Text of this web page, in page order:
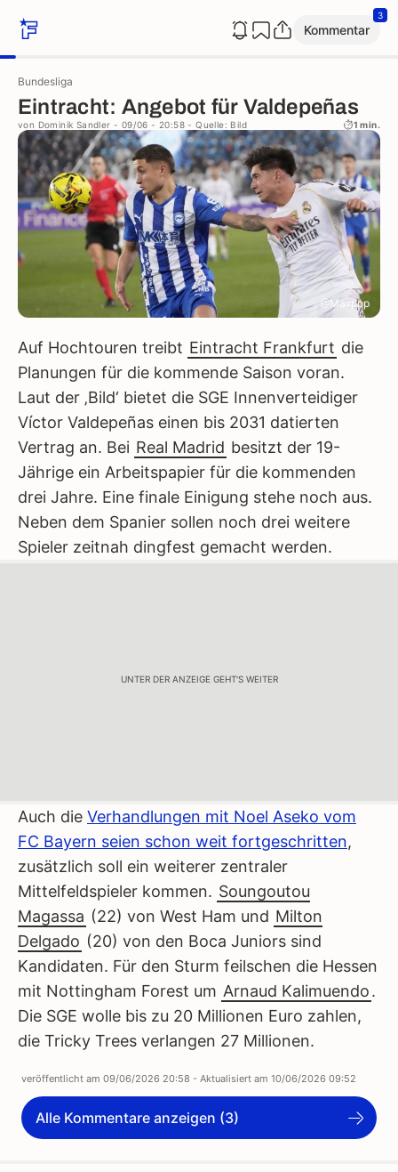
Kommentar
3
Bundesliga
Eintracht: Angebot für Valdepeñas
von Dominik Sandler - 09/06 - 20:58 - Quelle: Bild 1 min.
@Maxppp
Auf Hochtouren treibt Eintracht Frankfurt die
Planungen für die kommende Saison voran.
Laut der ‚Bild‘ bietet die SGE Innenverteidiger
Víctor Valdepeñas einen bis 2031 datierten
Vertrag an. Bei Real Madrid besitzt der 19-
Jährige ein Arbeitspapier für die kommenden
drei Jahre. Eine finale Einigung stehe noch aus.
Neben dem Spanier sollen noch drei weitere
Spieler zeitnah dingfest gemacht werden.
UNTER DER ANZEIGE GEHT'S WEITER
Auch die Verhandlungen mit Noel Aseko vom
FC Bayern seien schon weit fortgeschritten,
zusätzlich soll ein weiterer zentraler
Mittelfeldspieler kommen. Soungoutou
Magassa (22) von West Ham und Milton
Delgado (20) von den Boca Juniors sind
Kandidaten. Für den Sturm feilschen die Hessen
mit Nottingham Forest um Arnaud Kalimuendo.
Die SGE wolle bis zu 20 Millionen Euro zahlen,
die Tricky Trees verlangen 27 Millionen.
veröffentlicht am 09/06/2026 20:58 - Aktualisiert am 10/06/2026 09:52
Alle Kommentare anzeigen (3)